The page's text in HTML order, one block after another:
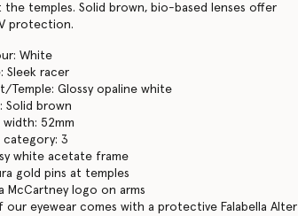
the temples. Solid brown, bio-based lenses offer
protection.
White
Sleek racer
Temple: Glossy opaline white
Solid brown
width: 52mm
category: 3
white acetate frame
gold pins at temples
McCartney logo on arms
our eyewear comes with a protective Falabella Alter